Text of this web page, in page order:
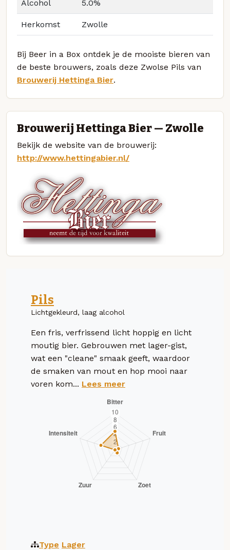
Alcohol 5.0%
Herkomst Zwolle
Bij Beer in a Box ontdek je de mooiste bieren van
de beste brouwers, zoals deze Zwolse Pils van
Brouwerij Hettinga Bier.
Brouwerij Hettinga Bier — Zwolle
Bekijk de website van de brouwerij:
http://www.hettingabier.nl/
Pils
Lichtgekleurd, laag alcohol
Een fris, verfrissend licht hoppig en licht
moutig bier. Gebrouwen met lager-gist,
wat een "cleane" smaak geeft, waardoor
de smaken van mout en hop mooi naar
voren kom... Lees meer
Type Lager